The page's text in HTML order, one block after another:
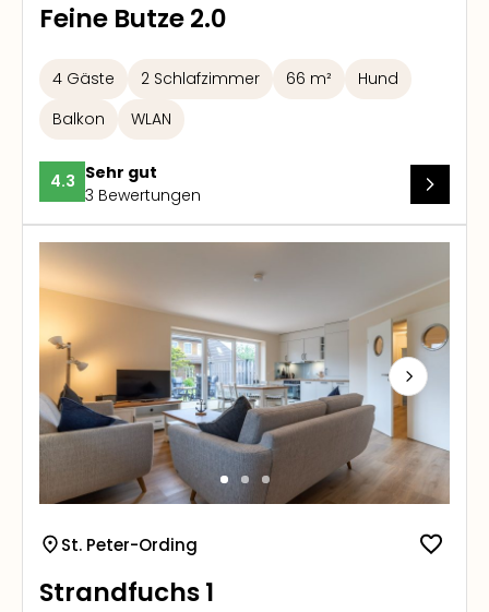
Feine Butze 2.0
4 Gäste 2 Schlafzimmer 66 m²
Hund
Balkon
WLAN
4.3 Sehr gut
3 Bewertungen
Next
St. Peter-Ording
Strandfuchs 1